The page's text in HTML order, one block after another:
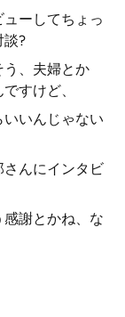
ーしてちょっ
談?
う、夫婦とか
すけど、
いんじゃない
んにインタビ
謝とかね、な